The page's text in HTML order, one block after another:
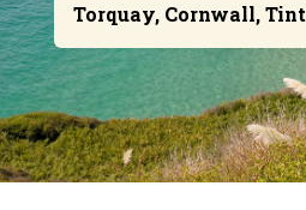
Torquay, Cornwall,